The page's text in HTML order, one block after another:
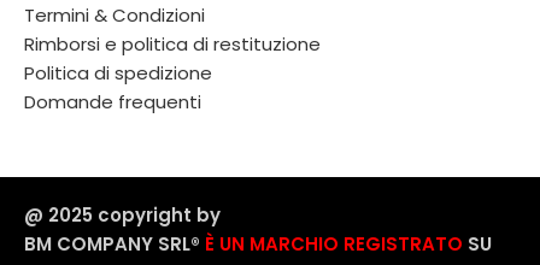
Termini & Condizioni
Rimborsi e politica di restituzione
Politica di spedizione
Domande frequenti
@ 2025 copyright by
BM COMPANY SRL®️ È UN MARCHIO REGISTRATO SU